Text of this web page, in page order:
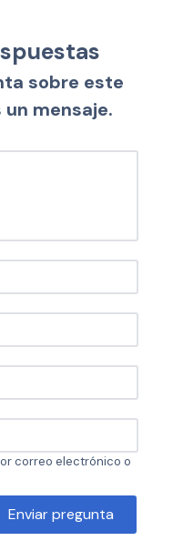
sobre este
mensaje.
correo electrónico o
Enviar pregunta